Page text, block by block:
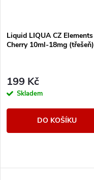
Liquid LIQUA CZ Elements
Cherry 10ml-18mg (třešeň)
199 Kč
Skladem
DO KOŠÍKU